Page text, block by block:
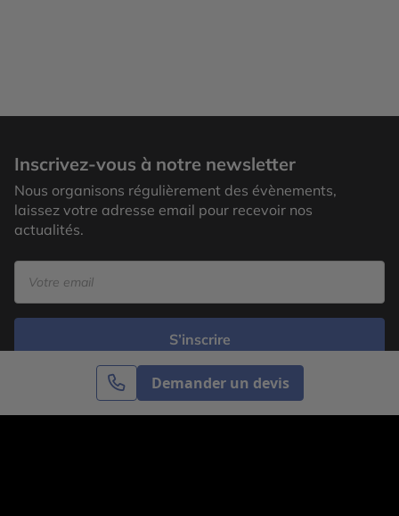
Demander un devis
Inscrivez-vous à notre newsletter
Nous organisons régulièrement des évènements,
laissez votre adresse email pour recevoir nos
actualités.
S’inscrire